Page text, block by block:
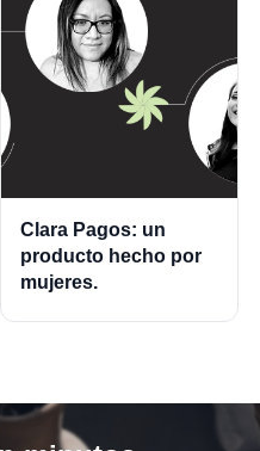
Clara Pagos: un
producto hecho por
mujeres.